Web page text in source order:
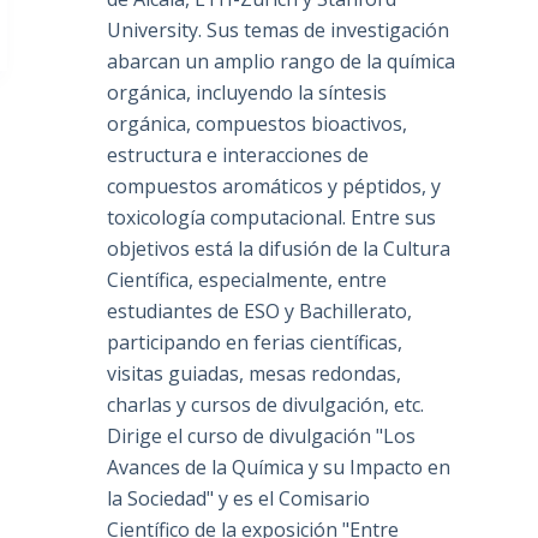
University. Sus temas de investigación
abarcan un amplio rango de la química
orgánica, incluyendo la síntesis
orgánica, compuestos bioactivos,
estructura e interacciones de
compuestos aromáticos y péptidos, y
toxicología computacional. Entre sus
objetivos está la difusión de la Cultura
Científica, especialmente, entre
estudiantes de ESO y Bachillerato,
participando en ferias científicas,
visitas guiadas, mesas redondas,
charlas y cursos de divulgación, etc.
Dirige el curso de divulgación "Los
Avances de la Química y su Impacto en
la Sociedad" y es el Comisario
Científico de la exposición "Entre